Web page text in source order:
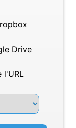
Drive
l'URL